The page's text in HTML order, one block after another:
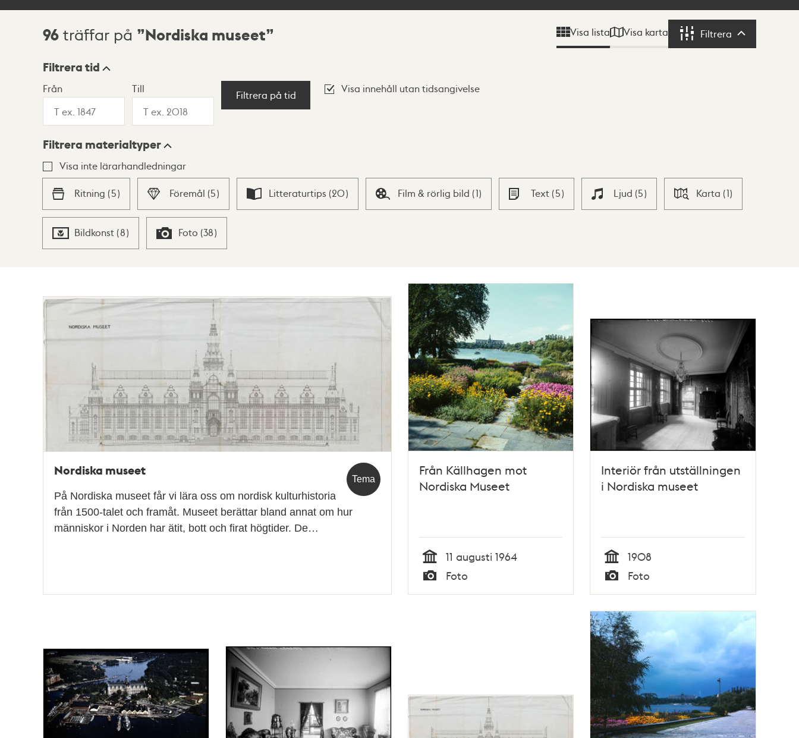
Sökresultat
96 träffar på Nordiska museet Visa lista Visa karta Filtrera Filtrera
Visningsläge
Lista Karta
Filtrera tid
Från Till
Filtrera på tid
Visa innehåll utan tidsangivelse
Filtrera materialtyper
Visa inte lärarhandledningar
Ritning (5) Föremål (5) Litteraturtips (20) Film & rörlig bild (1) Text (5) Ljud (5) Karta (1)
Bildkonst (8) Foto (38)
Tema
Nordiska museet
På Nordiska museet får vi lära oss om nordisk kulturhistoria
från 1500-talet och framåt. Museet berättar bland annat om hur
människor i Norden har ätit, bott och firat högtider. De…
Från Källhagen mot
Nordiska Museet
Tid
11 augusti 1964
Typ
Foto
Interiör från utställningen
i Nordiska museet
Tid
1908
Typ
Foto